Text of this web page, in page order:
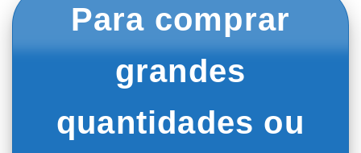
Para comprar
grandes
quantidades ou